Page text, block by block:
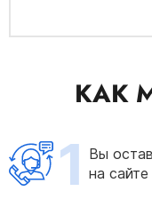
КАК
1 Вы
на